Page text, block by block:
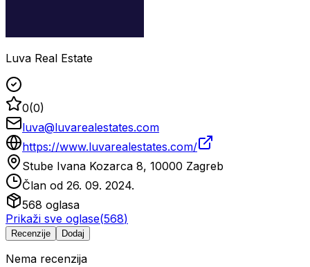
Luva Real Estate
0(0)
luva@luvarealestates.com
https://www.luvarealestates.com/
Stube Ivana Kozarca 8, 10000 Zagreb
Član od 26. 09. 2024.
568 oglasa
Prikaži sve oglase(568)
Recenzije Dodaj
Nema recenzija